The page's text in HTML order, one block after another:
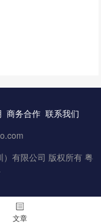
商务合作 联系我们
）有限公司 版权所有 粤
文章